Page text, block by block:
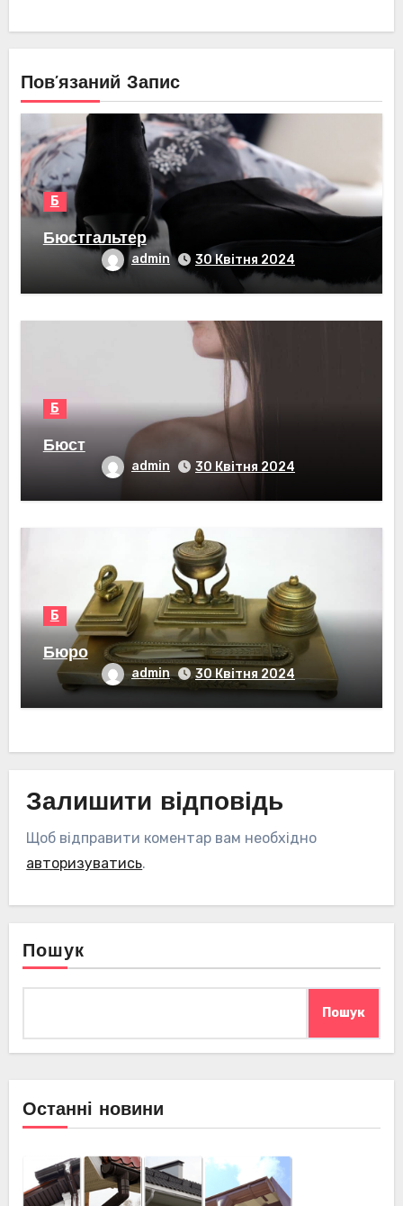
Пов’язаний Запис
Б
Бюстгальтер
admin 30 Квітня 2024
Б
Бюст
admin 30 Квітня 2024
Б
Бюро
admin 30 Квітня 2024
Залишити відповідь
Щоб відправити коментар вам необхідно
авторизуватись.
Пошук
Пошук
Останні новини